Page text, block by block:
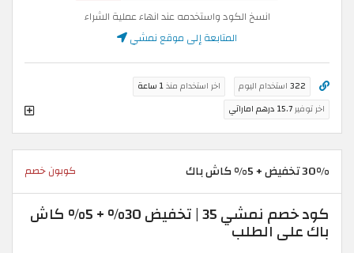
انسخ الكود واستخدمه عند انهاء عملية الشراء
المتابعة إلى موقع نمشي
322 استخدام اليوم اخر استخدام منذ1 ساعة
اخر توفير15.7 درهم اماراتي
30% تخفيض + 5% كاش باك كوبون خصم
كود خصم نمشي 35 | تخفيض 30% + 5% كاش
باك على الطلب